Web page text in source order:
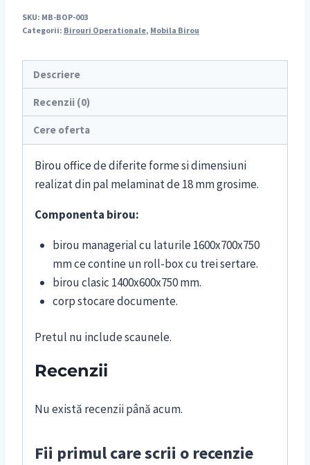
SKU: MB-BOP-003
Categorii: Birouri Operationale, Mobila Birou
Descriere
Recenzii (0)
Cere oferta
Birou office de diferite forme si dimensiuni
realizat din pal melaminat de 18 mm grosime.
Componenta birou:
birou managerial cu laturile 1600x700x750
mm ce contine un roll-box cu trei sertare.
birou clasic 1400x600x750 mm.
corp stocare documente.
Pretul nu include scaunele.
Recenzii
Nu există recenzii până acum.
Fii primul care scrii o recenzie